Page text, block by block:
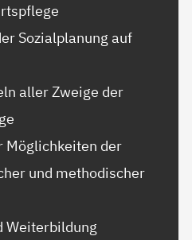
Sozialplanung auf
aller Zweige der
Möglichkeiten der
und methodischer
Weiterbildung